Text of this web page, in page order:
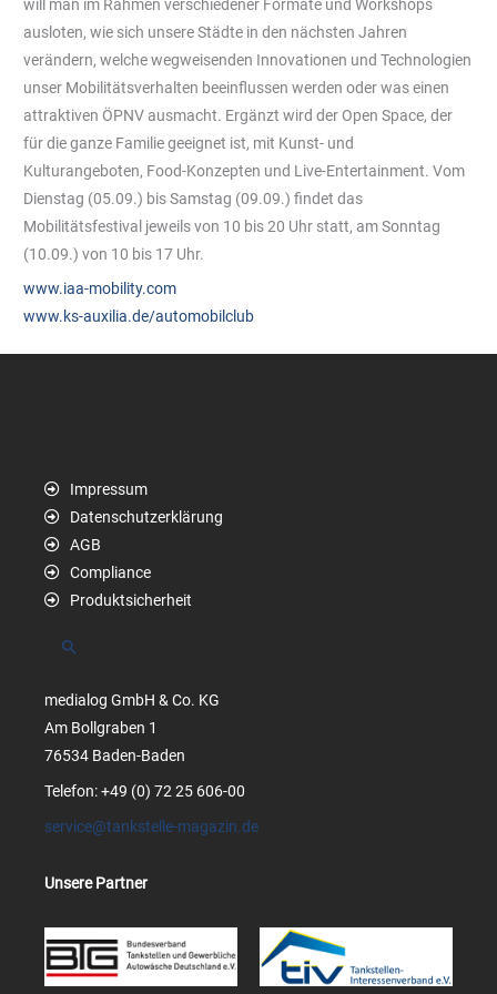
will man im Rahmen verschiedener Formate und Workshops
ausloten, wie sich unsere Städte in den nächsten Jahren
verändern, welche wegweisenden Innovationen und Technologien
unser Mobilitätsverhalten beeinflussen werden oder was einen
attraktiven ÖPNV ausmacht. Ergänzt wird der Open Space, der
für die ganze Familie geeignet ist, mit Kunst- und
Kulturangeboten, Food-Konzepten und Live-Entertainment. Vom
Dienstag (05.09.) bis Samstag (09.09.) findet das
Mobilitätsfestival jeweils von 10 bis 20 Uhr statt, am Sonntag
(10.09.) von 10 bis 17 Uhr.
www.iaa-mobility.com
www.ks-auxilia.de/automobilclub
Impressum
Datenschutzerklärung
AGB
Compliance
Produktsicherheit
Suchen
medialog GmbH & Co. KG
Am Bollgraben 1
76534 Baden-Baden
Telefon: +49 (0) 72 25 606-00
service@tankstelle-magazin.de
Unsere Partner